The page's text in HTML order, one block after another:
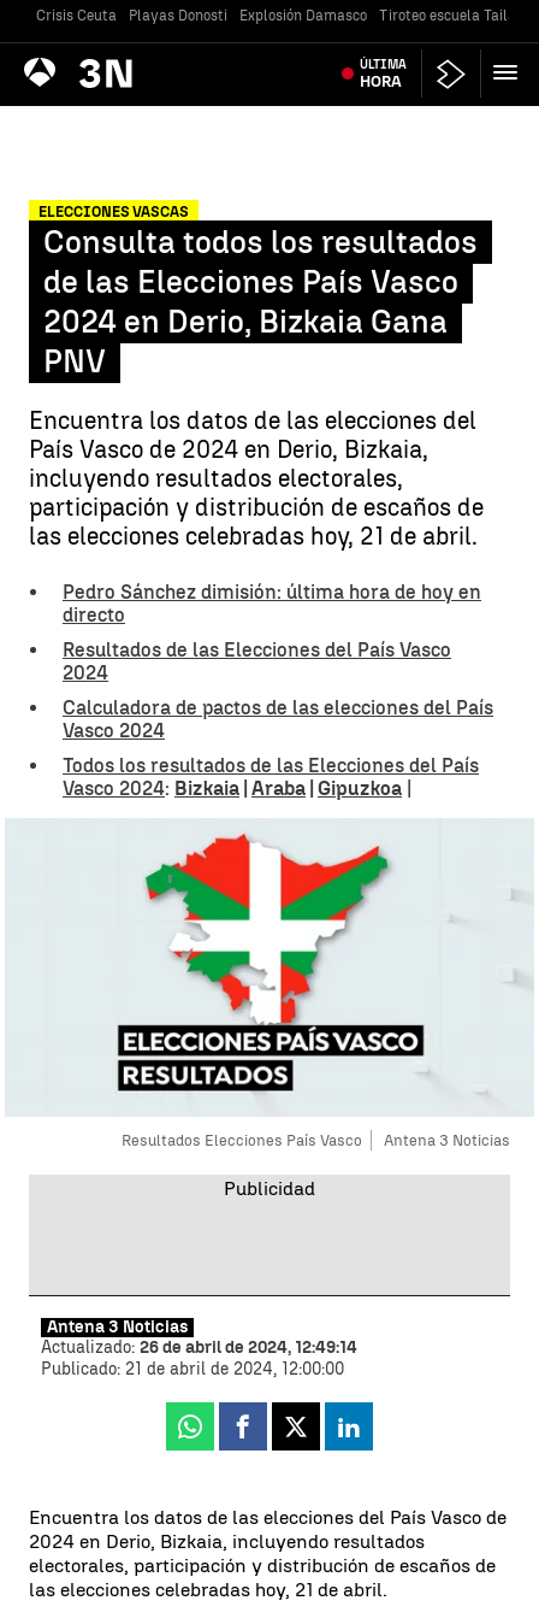
Crisis Ceuta Playas Donosti Explosión Damasco Tiroteo escuela
Antena
3 Noticias ÚLTIMA
HORA
ELECCIONES VASCAS
Consulta todos los resultados
de las Elecciones País Vasco
2024 en Derio, Bizkaia Gana
PNV
Encuentra los datos de las elecciones del
País Vasco de 2024 en Derio, Bizkaia,
incluyendo resultados electorales,
participación y distribución de escaños de
las elecciones celebradas hoy, 21 de abril.
Pedro Sánchez dimisión: última hora de hoy en
directo
Resultados de las Elecciones del País Vasco
2024
Calculadora de pactos de las elecciones del País
Vasco 2024
Todos los resultados de las Elecciones del País
Vasco 2024: Bizkaia Araba Gipuzkoa
Resultados Elecciones País Vasco Antena 3 Noticias
Antena 3 Noticias
Actualizado: 26 de abril de 2024, 12:49:14
Publicado: 21 de abril de 2024, 12:00:00
Whatsapp
Facebook
X Linkedin
Encuentra los datos de las elecciones del País Vasco de
2024 en Derio, Bizkaia, incluyendo resultados
electorales, participación y distribución de escaños de
las elecciones celebradas hoy, 21 de abril.